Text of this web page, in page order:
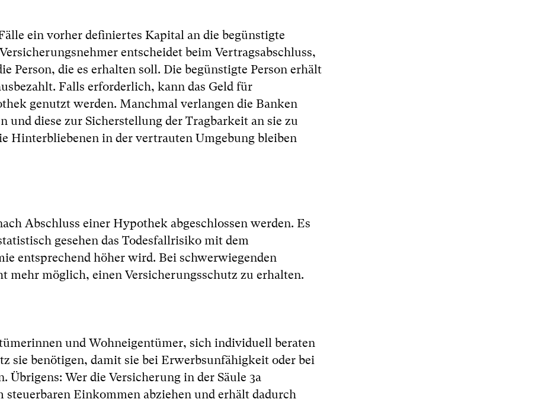
ein vorher definiertes Kapital an die begünstigte
entscheidet beim Vertragsabschluss,
Person, die es erhalten soll. Die begünstigte Person erhält
Falls erforderlich, kann das Geld für
genutzt werden. Manchmal verlangen die Banken
und diese zur Sicherstellung der Tragbarkeit an sie zu
Hinterbliebenen in der vertrauten Umgebung bleiben
Abschluss einer Hypothek abgeschlossen werden. Es
gesehen das Todesfallrisiko mit dem
entsprechend höher wird. Bei schwerwiegenden
mehr möglich, einen Versicherungsschutz zu erhalten.
und Wohneigentümer, sich individuell beraten
sie benötigen, damit sie bei Erwerbsunfähigkeit oder bei
Wer die Versicherung in der Säule 3a
steuerbaren Einkommen abziehen und erhält dadurch